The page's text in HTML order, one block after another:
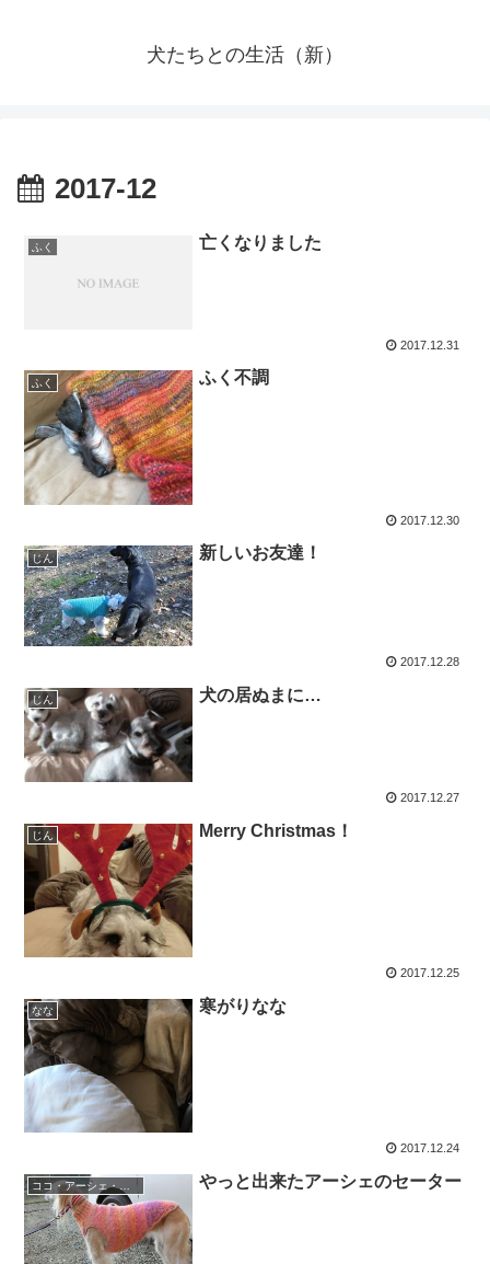
犬たちとの生活（新）
2017-12
ふく 亡くなりました
2017.12.31
ふく ふく不調
2017.12.30
じん 新しいお友達！
2017.12.28
じん 犬の居ぬまに…
2017.12.27
じん Merry Christmas！
2017.12.25
なな 寒がりなな
2017.12.24
ココ・アーシェ・マグナ やっと出来たアーシェのセーター